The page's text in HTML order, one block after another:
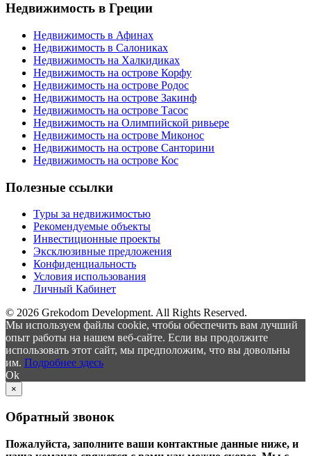
Недвижимость в Греции
Недвижимость в Афинах
Недвижимость в Салониках
Недвижимость на Халкидиках
Недвижимость на острове Корфу
Недвижимость на острове Родос
Недвижимость на острове Закинф
Недвижимость на острове Тасос
Недвижимость на Олимпийской ривьере
Недвижимость на острове Миконос
Недвижимость на острове Санторини
Недвижимость на острове Кос
Полезные ссылки
Туры за недвижимостью
Рекомендуемые объекты
Инвестиционные проекты
Эксклюзивные предложения
Конфиденциальность
Условия использования
Личный Кабинет
© 2026 Grekodom Development. All Rights Reserved.
Мы используем файлы cookie, чтобы обеспечить вам лучший
опыт работы на нашем веб-сайте. Если вы продолжите
использовать этот сайт, мы предположим, что вы довольны
им. Подробнее здесь
Ok
×
Обратный звонок
Пожалуйста, заполните ваши контактные данные ниже, и